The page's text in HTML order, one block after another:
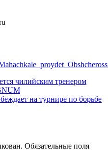
чилийским тренером
на турнире по борьбе
Обязательные поля